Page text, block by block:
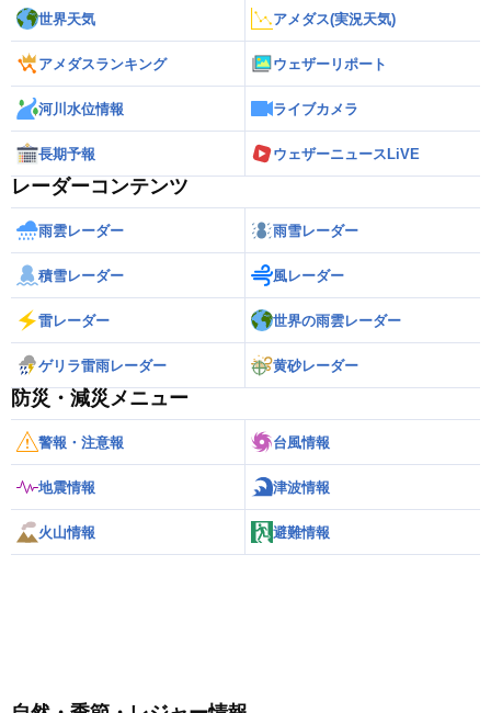
世界天気 アメダス(実況天気)
アメダスランキング ウェザーリポート
河川水位情報 ライブカメラ
長期予報 ウェザーニュースLiVE
レーダーコンテンツ
雨雲レーダー 雨雪レーダー
積雪レーダー 風レーダー
雷レーダー 世界の雨雲レーダー
ゲリラ雷雨レーダー 黄砂レーダー
防災・減災メニュー
警報・注意報 台風情報
地震情報 津波情報
火山情報 避難情報